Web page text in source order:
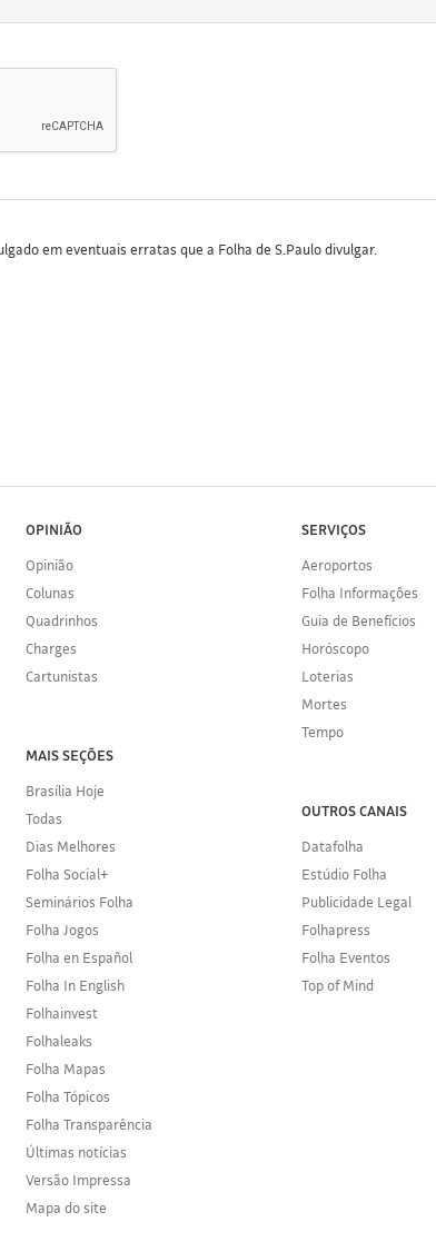
em eventuais erratas que a Folha de S.Paulo divulgar.
OPINIÃO
Opinião
Colunas
Quadrinhos
Charges
Cartunistas
MAIS SEÇÕES
Brasília Hoje
Todas
Dias Melhores
Folha Social+
Seminários Folha
Folha Jogos
Folha en Español
Folha In English
Folhainvest
Folhaleaks
Folha Mapas
Folha Tópicos
Folha Transparência
Últimas notícias
Versão Impressa
Mapa do site
SERVIÇOS
Aeroportos
Folha Informações
Guia de Benefícios
Horóscopo
Loterias
Mortes
Tempo
OUTROS CANAIS
Datafolha
Estúdio Folha
Publicidade Legal
Folhapress
Folha Eventos
Top of Mind